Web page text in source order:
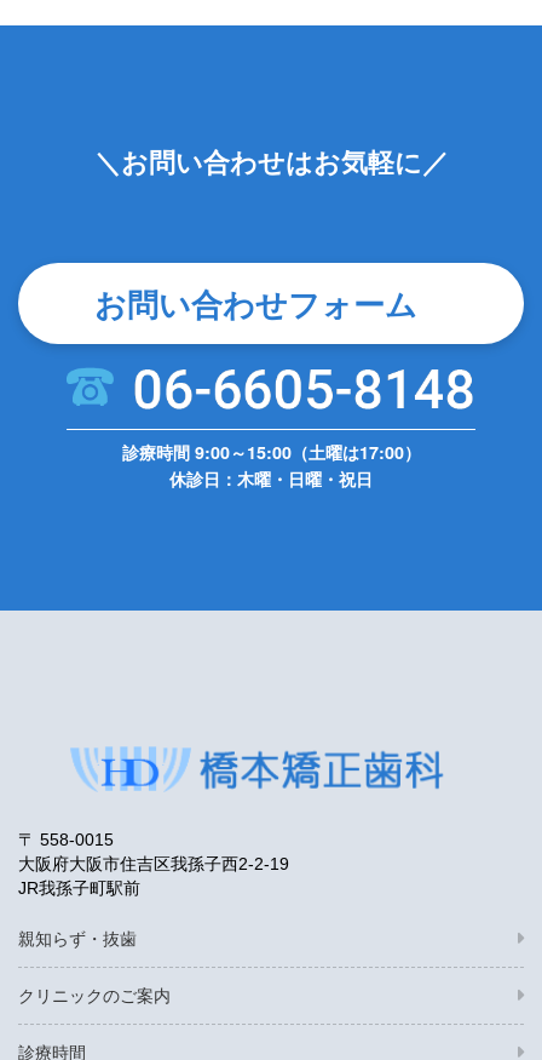
＼お問い合わせはお気軽に／
お問い合わせフォーム
診療時間 9:00～15:00（土曜は17:00）
休診日：木曜・日曜・祝日
〒 558-0015
大阪府大阪市住吉区我孫子西2-2-19
JR我孫子町駅前
親知らず・抜歯
クリニックのご案内
診療時間